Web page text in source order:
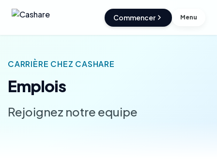
Commencer Menu
CARRIÈRE CHEZ CASHARE
Emplois
Rejoignez notre equipe